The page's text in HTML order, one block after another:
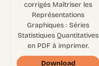
corrigés Maîtriser les
Représentations
Graphiques : Séries
Statistiques Quantitatives
en PDF à imprimer.
Download